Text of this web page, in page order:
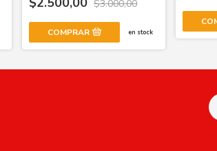
$3.000,00
en stock